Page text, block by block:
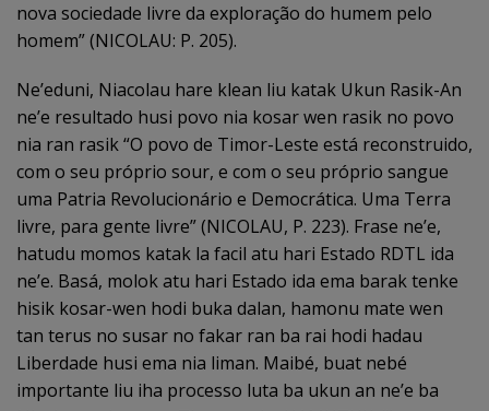
nova sociedade livre da exploração do humem pelo
homem” (NICOLAU: P. 205).
Ne’eduni, Niacolau hare klean liu katak Ukun Rasik-An
ne’e resultado husi povo nia kosar wen rasik no povo
nia ran rasik “O povo de Timor-Leste está reconstruido,
com o seu próprio sour, e com o seu próprio sangue
uma Patria Revolucionário e Democrática. Uma Terra
livre, para gente livre” (NICOLAU, P. 223). Frase ne’e,
hatudu momos katak la facil atu hari Estado RDTL ida
ne’e. Basá, molok atu hari Estado ida ema barak tenke
hisik kosar-wen hodi buka dalan, hamonu mate wen
tan terus no susar no fakar ran ba rai hodi hadau
Liberdade husi ema nia liman. Maibé, buat nebé
importante liu iha processo luta ba ukun an ne’e ba